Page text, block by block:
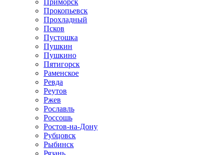
Приморск
Прокопьевск
Прохладный
Псков
Пустошка
Пушкин
Пушкино
Пятигорск
Раменское
Ревда
Реутов
Ржев
Рославль
Россошь
Ростов-на-Дону
Рубцовск
Рыбинск
Рязань